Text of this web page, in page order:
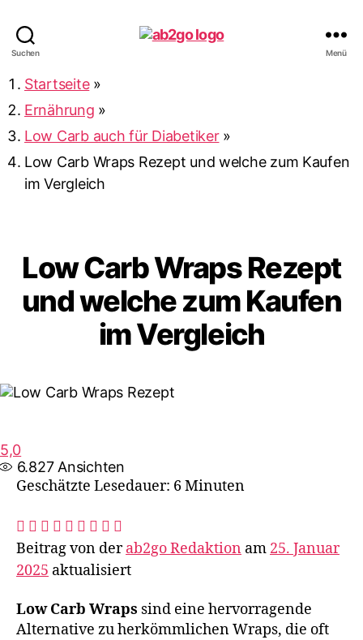
Suchen Menü
Startseite»
Ernährung »
Low Carb auch für Diabetiker»
Low Carb Wraps Rezept und welche zum Kaufen
im Vergleich
Low Carb Wraps Rezept
und welche zum Kaufen
im Vergleich
5,0
6.827Ansichten
Geschätzte Lesedauer: 6 Minuten
Beitrag von derab2go Redaktion am 25. Januar
2025 aktualisiert
Low Carb Wraps sind eine hervorragende
Alternative zu herkömmlichen Wraps, die oft